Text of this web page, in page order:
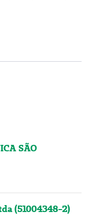
SÃO
(51004348-2)